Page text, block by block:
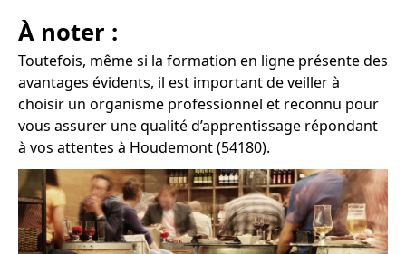
À noter :
Toutefois, même si la formation en ligne présente des
avantages évidents, il est important de veiller à
choisir un organisme professionnel et reconnu pour
vous assurer une qualité d’apprentissage répondant
à vos attentes à Houdemont (54180).